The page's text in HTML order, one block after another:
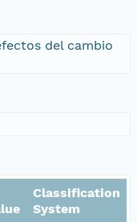
del cambio
Classification
System